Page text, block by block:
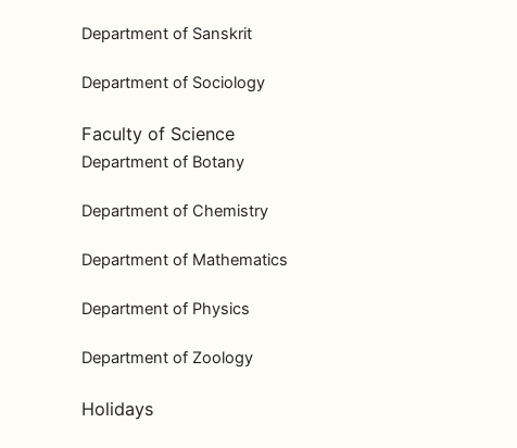
Department of Sanskrit
Department of Sociology
Faculty of Science
Department of Botany
Department of Chemistry
Department of Mathematics
Department of Physics
Department of Zoology
Holidays